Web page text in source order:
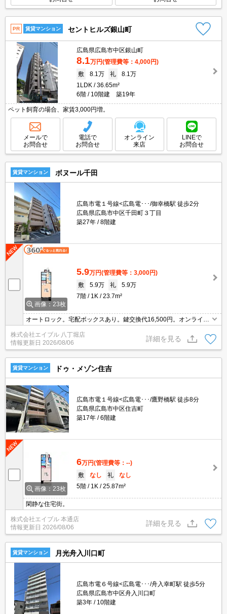
PR 賃貸マンション セントヒルズ銀山町
広島県広島市中区銀山町
8.1万円(管理費等：4,000円)
敷
8.1万 礼
8.1万
1LDK
36.65m²
6階
10階建 築19年
ペット飼育の場合、家賃3,000円増。
メールで
お問合せ
電話で
お問合せ
オンライン
来店
LINEで
お問合せ
賃貸マンション ボヌール千田
広島市電１号線<広島電･･･/御幸橋駅 徒歩2分
広島県広島市中区千田町３丁目
築27年
8階建
画像：23枚
5.9万円(管理費等：3,000円)
敷
5.9万 礼
5.9万
7階
1K 23.7m²
オートロック。宅配ボックスあり。鍵交換代16,500円。オンライン
株式会社エイブル 八丁堀店
情報更新日 2026/08/06
詳細を見る
賃貸マンション ドゥ・メゾン住吉
広島市電１号線<広島電･･･/鷹野橋駅 徒歩8分
広島県広島市中区住吉町
築17年
6階建
画像：23枚
6万円(管理費等：--)
敷
なし 礼
なし
5階
1K 25.87m²
閑静な住宅街。
株式会社エイブル 本通店
情報更新日 2026/08/06
詳細を見る
賃貸マンション 月光舟入川口町
広島市電６号線<広島電･･･/舟入幸町駅 徒歩5分
広島県広島市中区舟入川口町
築3年
10階建